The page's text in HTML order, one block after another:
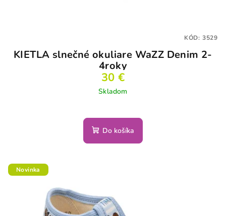
KIETLA slnečné okuliare WaZZ Denim 2-
4roky
30 €
Skladom
Do košíka
KÓD: 3529
Novinka